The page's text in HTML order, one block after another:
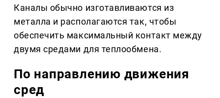
Каналы обычно изготавливаются из
металла и располагаются так, чтобы
обеспечить максимальный контакт между
двумя средами для теплообмена.
По направлению движения
сред